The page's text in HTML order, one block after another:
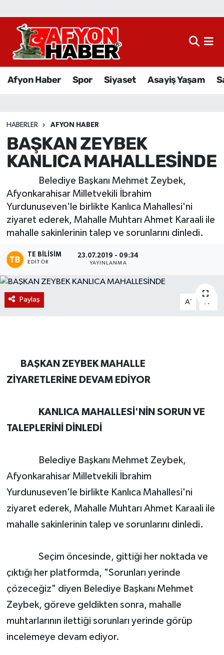
Afyon Haber Spor Siyaset Asayiş Yaşam
HABERLER AFYON HABER
BAŞKAN ZEYBEK
KANLICA MAHALLESİNDE
Belediye Başkanı Mehmet Zeybek,
Afyonkarahisar Milletvekili İbrahim
Yurdunuseven'le birlikte Kanlıca Mahallesi'ni
ziyaret ederek, Mahalle Muhtarı Ahmet Karaali ile
mahalle sakinlerinin talep ve sorunlarını dinledi.
TE BILISIM
EDITÖR
23.07.2019 - 09:34
YAYINLANMA
Paylaş A- A
BAŞKAN ZEYBEK MAHALLE
ZİYARETLERİNE DEVAM EDİYOR
KANLICA MAHALLESİ'NİN SORUN VE
TALEPLERİNİ DİNLEDİ
Belediye Başkanı Mehmet Zeybek,
Afyonkarahisar Milletvekili İbrahim
Yurdunuseven'le birlikte Kanlıca Mahallesi'ni
ziyaret ederek, Mahalle Muhtarı Ahmet Karaali ile
mahalle sakinlerinin talep ve sorunlarını dinledi.
Seçim öncesinde, gittiği her noktada ve
çıktığı her platformda, "Sorunları yerinde
çözeceğiz" diyen Belediye Başkanı Mehmet
Zeybek, göreve geldikten sonra, mahalle
muhtarlarının ilettiği sorunları yerinde görüp
incelemeye devam ediyor.
Afyon Haber
Sağlık
Eğitim
Sivil Toplum
Ekonomi